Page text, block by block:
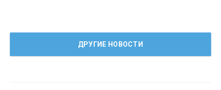
ДРУГИЕ НОВОСТИ